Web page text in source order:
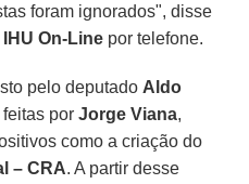
foram ignorados", disse
IHU On-Line por telefone.
pelo deputado Aldo
feitas porJorge Viana,
como a criação do
– CRA. A partir desse